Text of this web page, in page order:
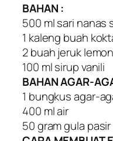
BAHAN :
500 ml sari nanas
1 kaleng buah
2 buah jeruk
100 ml sirup vanili
BAHAN AGAR-
1 bungkus agar-
400 ml air
50 gram gula pasir